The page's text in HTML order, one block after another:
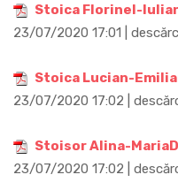
Stoica Florinel-
23/07/2020 17:01 |
Stoica Lucian-
23/07/2020 17:02 |
Stoisor Alina-
23/07/2020 17:02 |